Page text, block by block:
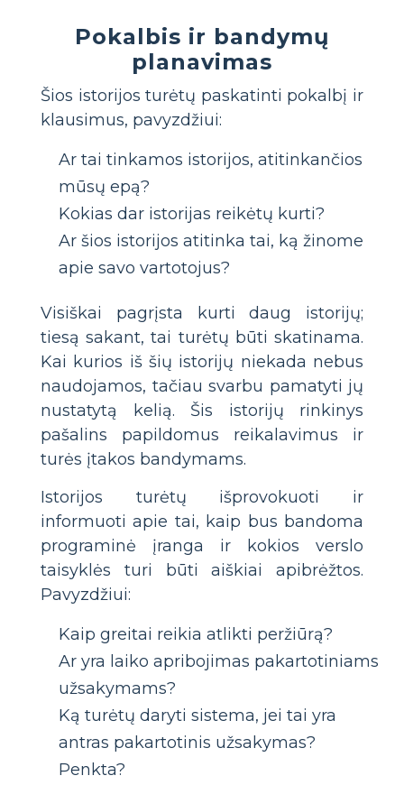
Pokalbis ir bandymų
planavimas
Šios istorijos turėtų paskatinti pokalbį ir
klausimus, pavyzdžiui:
Ar tai tinkamos istorijos, atitinkančios
mūsų epą?
Kokias dar istorijas reikėtų kurti?
Ar šios istorijos atitinka tai, ką žinome
apie savo vartotojus?
Visiškai pagrįsta kurti daug istorijų;
tiesą sakant, tai turėtų būti skatinama.
Kai kurios iš šių istorijų niekada nebus
naudojamos, tačiau svarbu pamatyti jų
nustatytą kelią. Šis istorijų rinkinys
pašalins papildomus reikalavimus ir
turės įtakos bandymams.
Istorijos turėtų išprovokuoti ir
informuoti apie tai, kaip bus bandoma
programinė įranga ir kokios verslo
taisyklės turi būti aiškiai apibrėžtos.
Pavyzdžiui:
Kaip greitai reikia atlikti peržiūrą?
Ar yra laiko apribojimas pakartotiniams
užsakymams?
Ką turėtų daryti sistema, jei tai yra
antras pakartotinis užsakymas?
Penkta?